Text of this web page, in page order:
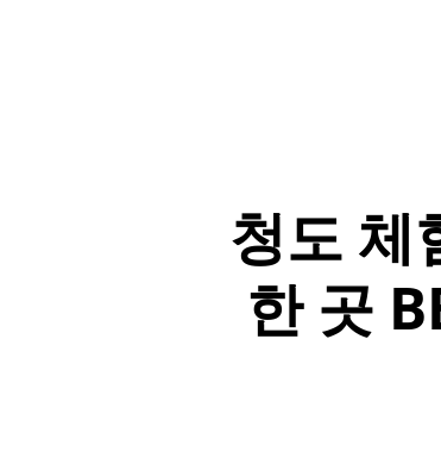
청도 체
한 곳